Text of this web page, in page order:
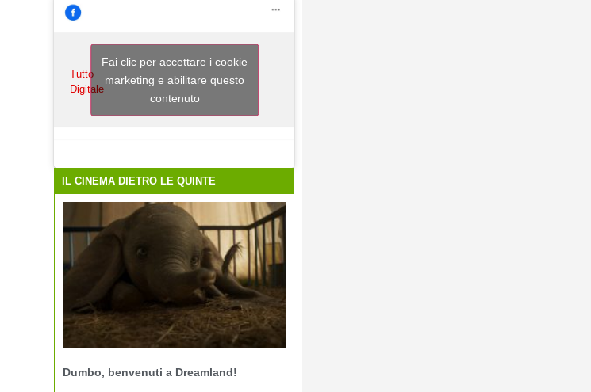
Tutto
Digitale
Fai clic per accettare i cookie
marketing e abilitare questo
contenuto
IL CINEMA DIETRO LE QUINTE
Dumbo, benvenuti a Dreamland!